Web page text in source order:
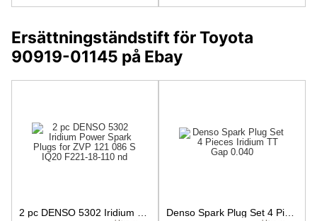
Ersättningständstift för Toyota
90919-01145 på Ebay
2 pc DENSO 5302 Iridium Power Spark Plugs for ZVP 121 086 S IQ20 F221-18-110 nd Denso Spark Plug Set 4 Pieces Iridium TT Gap 0.040